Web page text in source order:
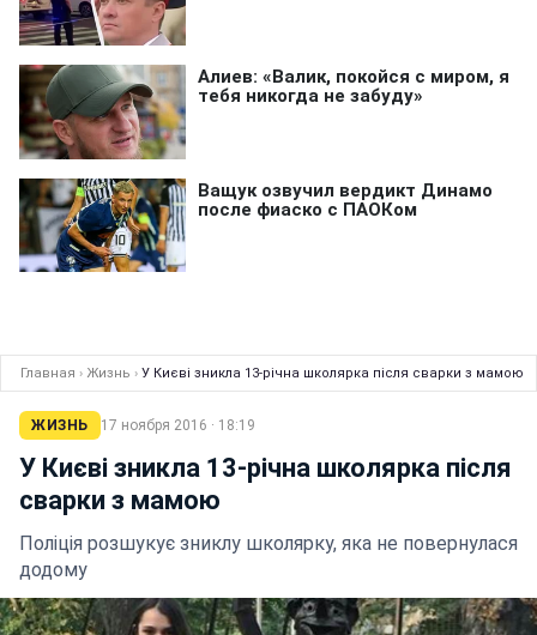
Главная › Жизнь › У Києві зникла 13-річна школярка після сварки з мамою
ЖИЗНЬ 17 ноября 2016 · 18:19
У Києві зникла 13-річна школярка після
сварки з мамою
Поліція розшукує зниклу школярку, яка не повернулася
додому